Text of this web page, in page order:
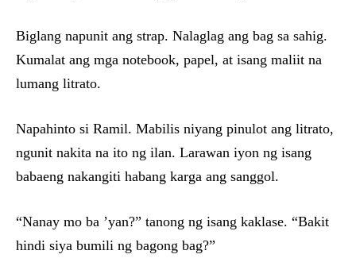
Biglang napunit ang strap. Nalaglag ang bag sa sahig.
Kumalat ang mga notebook, papel, at isang maliit na
lumang litrato.
Napahinto si Ramil. Mabilis niyang pinulot ang litrato,
ngunit nakita na ito ng ilan. Larawan iyon ng isang
babaeng nakangiti habang karga ang sanggol.
“Nanay mo ba ’yan?” tanong ng isang kaklase. “Bakit
hindi siya bumili ng bagong bag?”